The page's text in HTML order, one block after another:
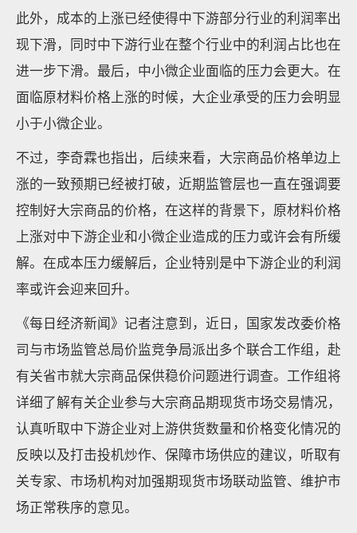
此外，成本的上涨已经使得中下游部分行业的利润率出
现下滑，同时中下游行业在整个行业中的利润占比也在
进一步下滑。最后，中小微企业面临的压力会更大。在
面临原材料价格上涨的时候，大企业承受的压力会明显
小于小微企业。
不过，李奇霖也指出，后续来看，大宗商品价格单边上
涨的一致预期已经被打破，近期监管层也一直在强调要
控制好大宗商品的价格，在这样的背景下，原材料价格
上涨对中下游企业和小微企业造成的压力或许会有所缓
解。在成本压力缓解后，企业特别是中下游企业的利润
率或许会迎来回升。
《每日经济新闻》记者注意到，近日，国家发改委价格
司与市场监管总局价监竞争局派出多个联合工作组，赴
有关省市就大宗商品保供稳价问题进行调查。工作组将
详细了解有关企业参与大宗商品期现货市场交易情况，
认真听取中下游企业对上游供货数量和价格变化情况的
反映以及打击投机炒作、保障市场供应的建议，听取有
关专家、市场机构对加强期现货市场联动监管、维护市
场正常秩序的意见。